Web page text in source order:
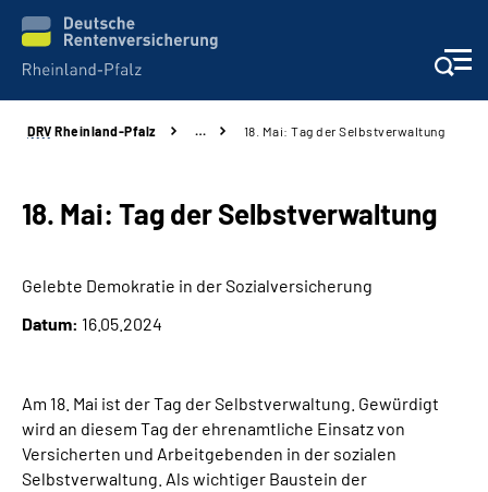
Unsere Leistungen
Beratung
Karriere
Über uns
DRV Rheinland-Pfalz … 18. Mai: Tag der Selbstverwaltung
18. Mai: Tag der Selbstverwaltung
Gelebte Demokratie in der Sozialversicherung
Datum: 16.05.2024
Am 18. Mai ist der Tag der Selbstverwaltung. Gewürdigt
wird an diesem Tag der ehrenamtliche Einsatz von
Versicherten und Arbeitgebenden in der sozialen
Selbstverwaltung. Als wichtiger Baustein der